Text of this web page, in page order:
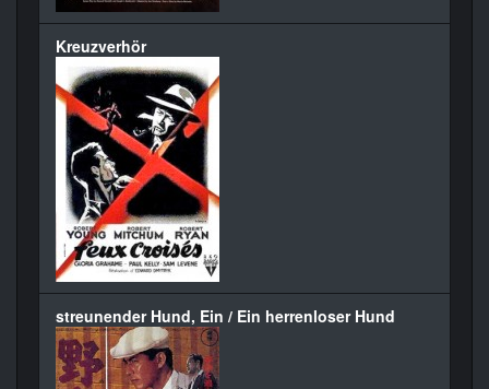
Kreuzverhör
streunender Hund, Ein / Ein herrenloser Hund